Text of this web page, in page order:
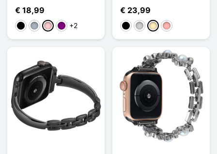
€ 18,99
ZwartGrijsRozePurper
+2
€ 23,99
ZwartZilverGoldenRose Goud